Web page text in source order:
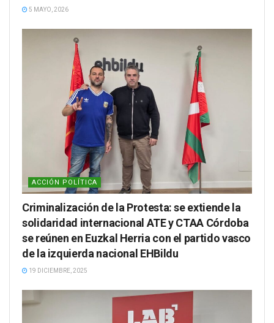
5 MAYO, 2026
ACCIÓN POLÍTICA
Criminalización de la Protesta: se extiende la
solidaridad internacional ATE y CTAA Córdoba
se reúnen en Euzkal Herria con el partido vasco
de la izquierda nacional EHBildu
19 DICIEMBRE, 2025